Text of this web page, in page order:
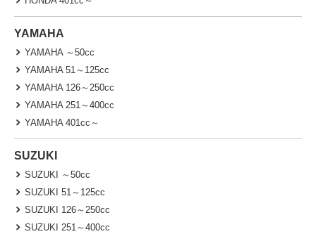
YAMAHA
YAMAHA ～50cc
YAMAHA 51～125cc
YAMAHA 126～250cc
YAMAHA 251～400cc
YAMAHA 401cc～
SUZUKI
SUZUKI ～50cc
SUZUKI 51～125cc
SUZUKI 126～250cc
SUZUKI 251～400cc